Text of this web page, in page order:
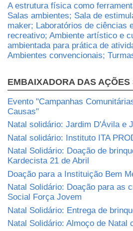
A estrutura física como
Salas ambientes; Sala de
maker; Laboratórios de ciências
recreativo; Ambiente artístico e
ambientada para prática de
Ambientes convencionais;
EMBAIXADORA DAS
Evento "Campanhas
Causas"
Natal solidário: Jardim D'Ávila e
Natal solidário: Instituto ITA
Natal Solidário: Doação de
Kardecista 21 de Abril
Doação para a Instituição Bem
Natal Solidário: Doação para as
Social Força Jovem
Natal Solidário: Entrega de
Natal Solidário: Almoço de